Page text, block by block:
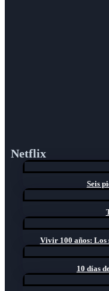
Netflix
Seis
Vivir 100 años: Los
10 días